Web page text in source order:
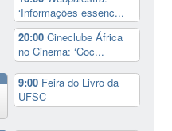
‘Informações essenc...
20:00Cineclube África
no Cinema: ‘Coc...
9:00 Feira do Livro da
UFSC